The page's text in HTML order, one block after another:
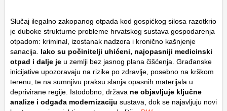
Slučaj ilegalno zakopanog otpada kod gospićkog silosa razotkrio
je duboke strukturne probleme hrvatskog sustava gospodarenja
otpadom: kriminal, izostanak nadzora i kronično kašnjenje
sanacija. Iako su počinitelji uhićeni, najopasniji medicinski
otpad i dalje je u zemlji bez jasnog plana čišćenja. Građanske
inicijative upozoravaju na rizike po zdravlje, posebno na krškom
terenu, te na sumnjivu praksu slanja opasnih materijala u
deprivirane regije. Istodobno, država ne objavljuje ključne
analize i odgađa modernizaciju sustava, dok se najavljuju novi